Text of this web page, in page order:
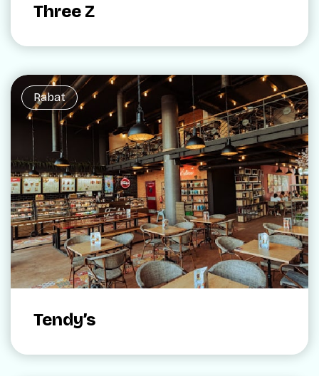
Three Z
Rabat
Tendy’s